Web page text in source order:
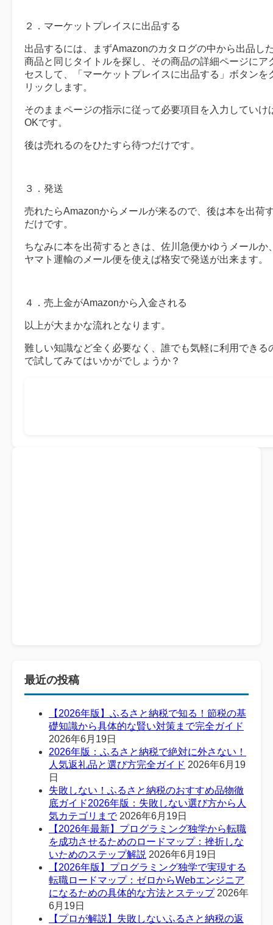
２．マーケットプレイスに出品する
出品するには、まずAmazonのカタログの中から出品し
商品と同じタイトルを探し、その商品の詳細ページにア
セスして、「マーケットプレイスに出品する」ボタンを
リックします。
そのままページの指示に従って必要項目を入力していけ
OKです。
後は売れるのをひたすら待つだけです。
３．発送
売れたらAmazonからメールが来るので、後は本を出荷
だけです。
ちなみに本を出荷するときは、佐川急便かゆうメールか
ヤマト運輸のメール便を使えば格安で発送が出来ます。
４．売上金がAmazonから入金される
以上が大まかな流れとなります。
難しい知識など全く必要なく、誰でも気軽に利用できる
で試してみてはいかがでしょうか？
最近の投稿
【2026年版】ふるさと納税で知る！節税の基
礎知識から具体的な賢い対策まで完全ガイド
2026年6月19日
2026年版：ふるさと納税で絶対に外さない！
人気返礼品と選び方完全ガイド 2026年6月19
日
失敗しない！ふるさと納税のおすすめ品物徹
底ガイド2026年版：失敗しない選び方から人
気カテゴリまで 2026年6月19日
【2026年最新】プログラミング独学から転職
を成功させるためのロードマップ：挫折しな
いためのステップ解説 2026年6月19日
【2026年版】プログラミング独学で実現する
転職ロードマップ：ゼロからWebエンジニア
になるための具体的な方法とステップ 2026年
6月19日
【プロが解説】失敗しないふるさと納税の返